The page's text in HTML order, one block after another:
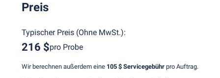
Preis
Typischer Preis (Ohne MwSt.):
216 $pro Probe
Wir berechnen außerdem eine 105 $ Servicegebühr pro Auftrag.